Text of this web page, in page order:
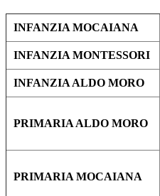
INFANZIA MOCAIANA
INFANZIA MONTESSORI
INFANZIA ALDO MORO
PRIMARIA ALDO MORO
PRIMARIA MOCAIANA